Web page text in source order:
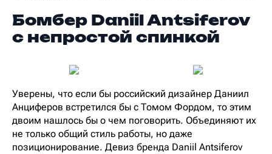
Бомбер Daniil Antsiferov
с непростой спинкой
Уверены, что если бы российский дизайнер Даниил
Анциферов встретился бы с Томом Фордом, то этим
двоим нашлось бы о чем поговорить. Объединяют их
не только общий стиль работы, но даже
позиционирование. Девиз бренда Daniil Antsiferov